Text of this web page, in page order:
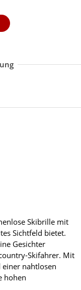
Skibrille mit
Sichtfeld bietet.
Gesichter
Skifahrer. Mit
nahtlosen
hohen